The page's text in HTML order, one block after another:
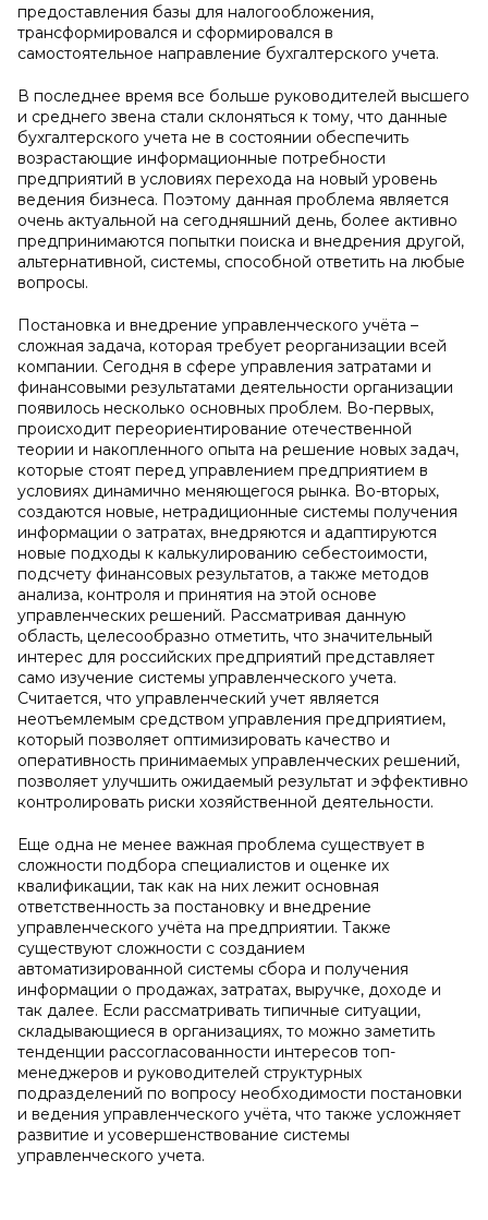
предоставления базы для налогообложения,
трансформировался и сформировался в
самостоятельное направление бухгалтерского учета.
В последнее время все больше руководителей высшего
и среднего звена стали склоняться к тому, что данные
бухгалтерского учета не в состоянии обеспечить
возрастающие информационные потребности
предприятий в условиях перехода на новый уровень
ведения бизнеса. Поэтому данная проблема является
очень актуальной на сегодняшний день, более активно
предпринимаются попытки поиска и внедрения другой,
альтернативной, системы, способной ответить на любые
вопросы.
Постановка и внедрение управленческого учёта –
сложная задача, которая требует реорганизации всей
компании. Сегодня в сфере управления затратами и
финансовыми результатами деятельности организации
появилось несколько основных проблем. Во-первых,
происходит переориентирование отечественной
теории и накопленного опыта на решение новых задач,
которые стоят перед управлением предприятием в
условиях динамично меняющегося рынка. Во-вторых,
создаются новые, нетрадиционные системы получения
информации о затратах, внедряются и адаптируются
новые подходы к калькулированию себестоимости,
подсчету финансовых результатов, а также методов
анализа, контроля и принятия на этой основе
управленческих решений. Рассматривая данную
область, целесообразно отметить, что значительный
интерес для российских предприятий представляет
само изучение системы управленческого учета.
Считается, что управленческий учет является
неотъемлемым средством управления предприятием,
который позволяет оптимизировать качество и
оперативность принимаемых управленческих решений,
позволяет улучшить ожидаемый результат и эффективно
контролировать риски хозяйственной деятельности.
Еще одна не менее важная проблема существует в
сложности подбора специалистов и оценке их
квалификации, так как на них лежит основная
ответственность за постановку и внедрение
управленческого учёта на предприятии. Также
существуют сложности с созданием
автоматизированной системы сбора и получения
информации о продажах, затратах, выручке, доходе и
так далее. Если рассматривать типичные ситуации,
складывающиеся в организациях, то можно заметить
тенденции рассогласованности интересов топ-
менеджеров и руководителей структурных
подразделений по вопросу необходимости постановки
и ведения управленческого учёта, что также усложняет
развитие и усовершенствование системы
управленческого учета.